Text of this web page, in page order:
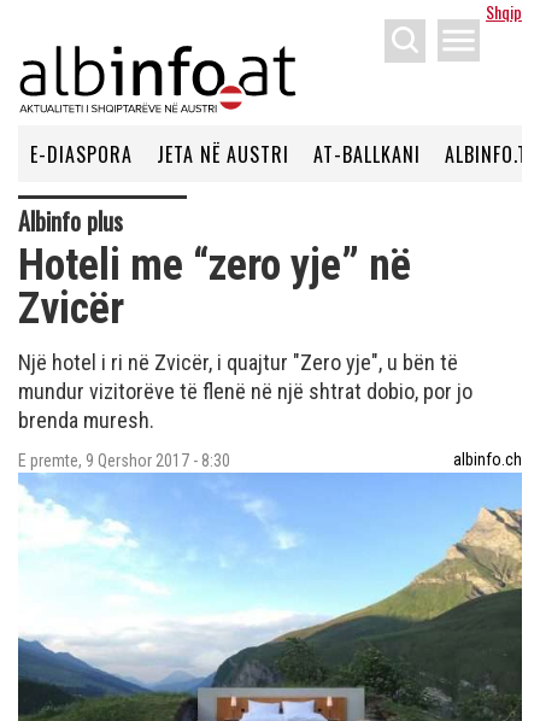
Shqip
menu
E-DIASPORA JETA NË AUSTRI AT-BALLKANI ALBINFO.TV
Albinfo plus
Hoteli me “zero yje” në
Zvicër
Një hotel i ri në Zvicër, i quajtur "Zero yje", u bën të
mundur vizitorëve të flenë në një shtrat dobio, por jo
brenda muresh.
E premte, 9 Qershor 2017 - 8:30 albinfo.ch